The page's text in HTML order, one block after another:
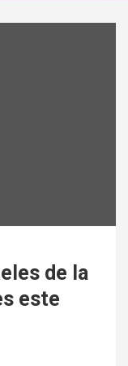
de la
este